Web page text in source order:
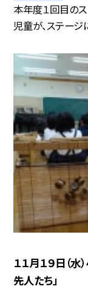
本年度１回目の
児童が、ステージ
１１月１９日（
先人たち」